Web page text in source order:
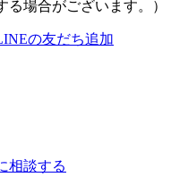
場合がございます。）
の友だち追加
相談する